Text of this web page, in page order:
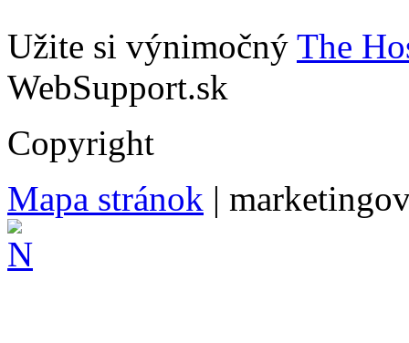
Užite si výnimočný The
WebSupport.sk
Copyright
Mapa stránok |